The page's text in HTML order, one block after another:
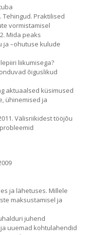
Tehingud. Praktilised
vormistamisel
Mida peaks
ja –ohutuse kulude
liikumisega?
õiguslikud
aktuaalsed küsimused
ühinemised ja
Välisriikidest tööjõu
ja lähetuses. Millele
maksustamisel ja
juhend
uuemad kohtulahendid